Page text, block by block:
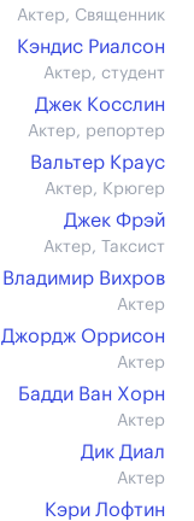
Актер, Священник
Кэндис Риалсон
Актер, студент
Джек Косслин
Актер, репортер
Вальтер Краус
Актер, Крюгер
Джек Фрэй
Актер, Таксист
Владимир Вихров
Актер
Джордж Оррисон
Актер
Бадди Ван Хорн
Актер
Дик Диал
Актер
Кэри Лофтин